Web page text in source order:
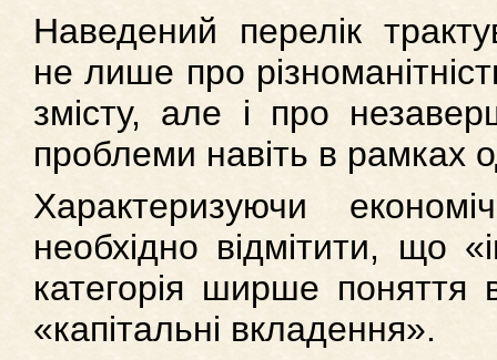
Наведений перелік
не лише про
змісту, але і про
проблеми навіть в рамках
Характеризуючи
необхідно відмітити, що
категорія ширше поняття
«капітальні вкладення».